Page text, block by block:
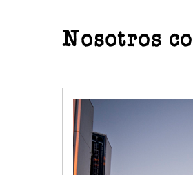
Nosotros